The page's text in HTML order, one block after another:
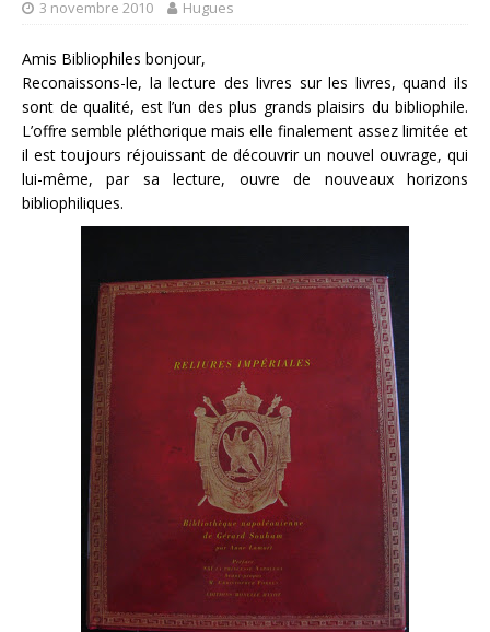
3 novembre 2010 Hugues
Amis Bibliophiles bonjour,
Reconaissons-le, la lecture des livres sur les livres, quand ils
sont de qualité, est l’un des plus grands plaisirs du bibliophile.
L’offre semble pléthorique mais elle finalement assez limitée et
il est toujours réjouissant de découvrir un nouvel ouvrage, qui
lui-même, par sa lecture, ouvre de nouveaux horizons
bibliophiliques.